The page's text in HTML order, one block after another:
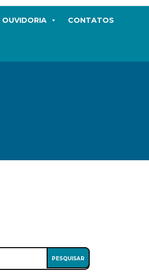
OUVIDORIA CONTATOS